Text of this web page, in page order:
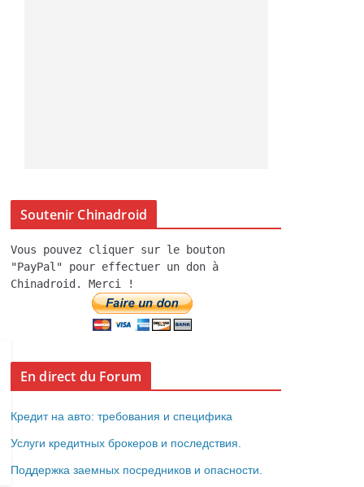
Soutenir Chinadroid
Vous pouvez cliquer sur le bouton
"PayPal" pour effectuer un don à
Chinadroid. Merci !
En direct du Forum
Кредит на авто: требования и специфика
Услуги кредитных брокеров и последствия.
Поддержка заемных посредников и опасности.